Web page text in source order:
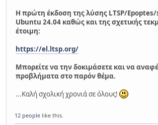
Η πρώτη έκδοση της λύσης LTSP/
Ubuntu 24.04 καθώς και της σχετικής
έτοιμη:
https://el.ltsp.org/
Μπορείτε να την δοκιμάσετε και να
προβλήματα στο παρόν θέμα.
...Καλή σχολική χρονιά σε όλους!
12 people like this.